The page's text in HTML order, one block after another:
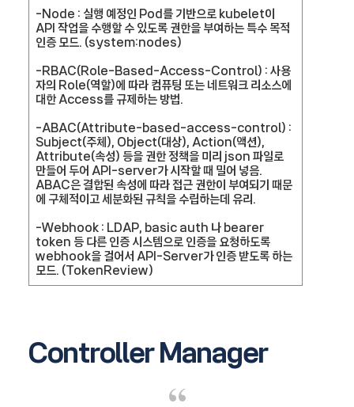
-Node : 실행 예정인 Pod를 기반으로 kubelet이
API 작업을 수행할 수 있도록 권한을 부여하는 특수 목적
인증 모드. (system:nodes)
-RBAC(Role-Based-Access-Control) : 사용
자의 Role(역할)에 따라 컴퓨팅 또는 네트워크 리소스에
대한 Access를 규제하는 방법.
-ABAC(Attribute-based-access-control) :
Subject(주체), Object(대상), Action(액션),
Attribute(속성) 등을 권한 정책을 미리 json 파일로
만들어 두어 API-server가 시작할 때 밀어 넣음.
ABAC은 결합된 속성에 따라 접근 권한이 부여되기 때문
에 구체적이고 세분화된 규칙을 수립하는데 유리.
-Webhook : LDAP, basic auth 나 bearer
token 등 다른 인증 시스템으로 인증을 요청하도록
webhook을 걸어서 API-Server가 인증 받도록 하는
모드. (TokenReview)
Controller Manager